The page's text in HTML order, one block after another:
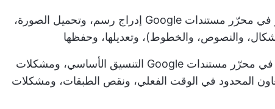
يتضمن التعليق التوضيحي للصور في محرّر مستندات Google إدراج رسم، وتحميل الصورة،
والنصوص، والخطوط)، وتعديلها، وحفظها
تشمل قيود التعليقات التوضيحية في محرّر مستندات Google التنسيق الأساسي، ومشكلات
المحدود في الوقت الفعلي، ونقص الطبقات، ومشكلات